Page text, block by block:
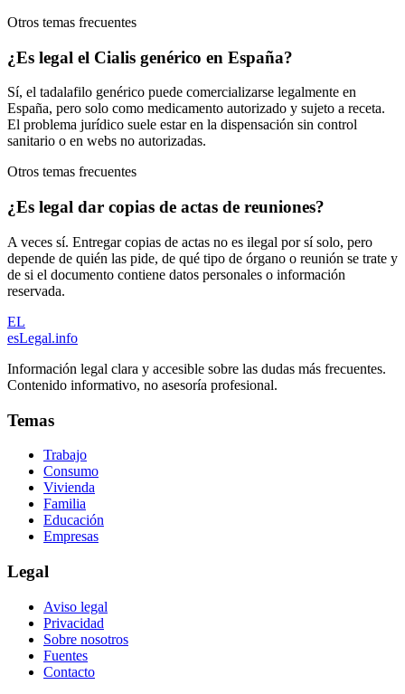
Otros temas frecuentes
¿Es legal el Cialis genérico en España?
Sí, el tadalafilo genérico puede comercializarse legalmente en
España, pero solo como medicamento autorizado y sujeto a receta.
El problema jurídico suele estar en la dispensación sin control
sanitario o en webs no autorizadas.
Otros temas frecuentes
¿Es legal dar copias de actas de reuniones?
A veces sí. Entregar copias de actas no es ilegal por sí solo, pero
depende de quién las pide, de qué tipo de órgano o reunión se trate y
de si el documento contiene datos personales o información
reservada.
EL
esLegal.info
Información legal clara y accesible sobre las dudas más frecuentes.
Contenido informativo, no asesoría profesional.
Temas
Trabajo
Consumo
Vivienda
Familia
Educación
Empresas
Legal
Aviso legal
Privacidad
Sobre nosotros
Fuentes
Contacto